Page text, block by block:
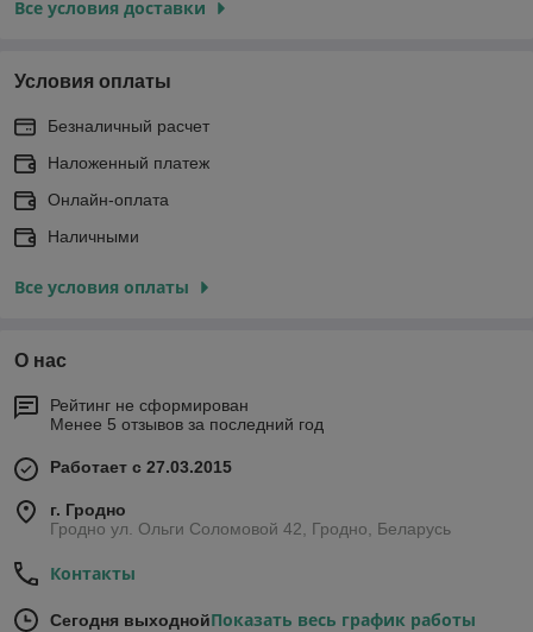
Все условия доставки
Условия оплаты
Безналичный расчет
Наложенный платеж
Онлайн-оплата
Наличными
Все условия оплаты
О нас
Рейтинг не сформирован
Менее 5 отзывов за последний год
Работает с 27.03.2015
г. Гродно
Гродно ул. Ольги Соломовой 42, Гродно, Беларусь
Контакты
Сегодня выходнойПоказать весь график работы